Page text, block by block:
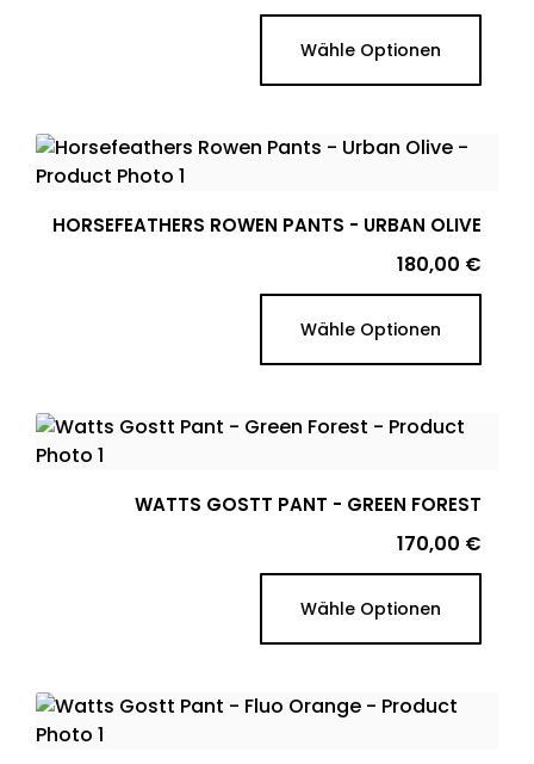
Wähle Optionen
HORSEFEATHERS ROWEN PANTS - URBAN OLIVE
Preis
180,00 €
Wähle Optionen
WATTS GOSTT PANT - GREEN FOREST
Preis
170,00 €
Wähle Optionen